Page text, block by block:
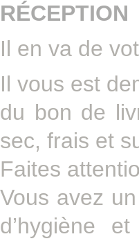
RÉCEPTION
Il en va de
Il vous est
du bon de
sec, frais et
Faites
Vous avez
d’hygiène